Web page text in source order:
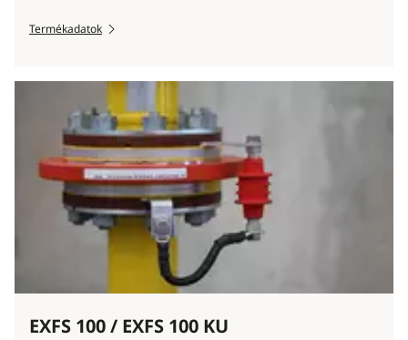
Termékadatok
EXFS 100 / EXFS 100 KU